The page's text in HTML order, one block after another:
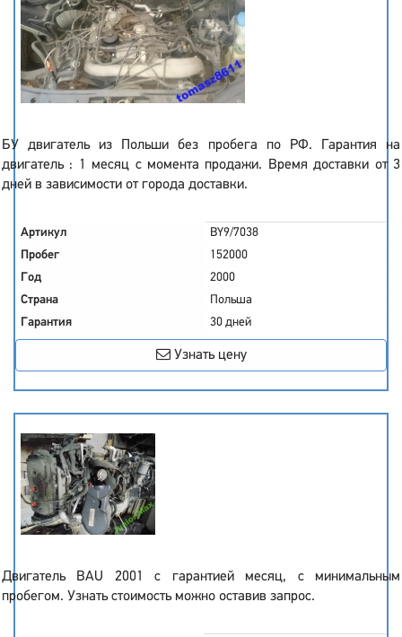
БУ двигатель из Польши без пробега по РФ. Гарантия на
двигатель : 1 месяц с момента продажи. Время доставки от 3
дней в зависимости от города доставки.
Артикул
BY9/7038
Пробег
152000
Год
2000
Страна
Польша
Гарантия
30 дней
Узнать цену
Двигатель BAU 2001 с гарантией месяц, с минимальным
пробегом. Узнать стоимость можно оставив запрос.